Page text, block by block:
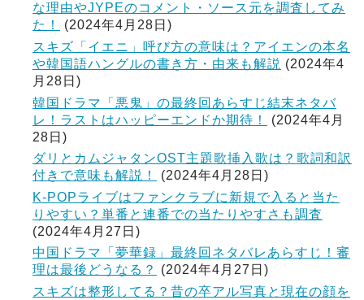
な理由やJYPEのコメント・ソース元を調査してみ
た！
(2024年4月28日)
スキズ「イエニ」呼び方の意味は？アイエンの本名
や韓国語ハングルの書き方・由来も解説 (2024年4
月28日)
韓国ドラマ「悪鬼」の最終回あらすじ結末ネタバ
レ！ラストはハッピーエンドか期待！
(2024年4月
28日)
ダリとカムジャタンOST主題歌挿入歌は？歌詞和訳
付きで意味も解説！
(2024年4月28日)
K-POPライブはファンクラブに新規で入ると当た
りやすい？単番と連番での当たりやすさも調査
(2024年4月27日)
中国ドラマ「夢華録」最終回ネタバレあらすじ！審
理は最後どうなる？
(2024年4月27日)
スキズは整形してる？昔の卒アル写真と現在の顔を